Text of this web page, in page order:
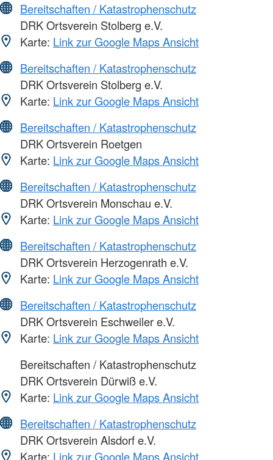
Bereitschaften / Katastrophenschutz
DRK Ortsverein Stolberg e.V.
Karte: Link zur Google Maps Ansicht
Bereitschaften / Katastrophenschutz
DRK Ortsverein Stolberg e.V.
Karte: Link zur Google Maps Ansicht
Bereitschaften / Katastrophenschutz
DRK Ortsverein Roetgen
Karte: Link zur Google Maps Ansicht
Bereitschaften / Katastrophenschutz
DRK Ortsverein Monschau e.V.
Karte: Link zur Google Maps Ansicht
Bereitschaften / Katastrophenschutz
DRK Ortsverein Herzogenrath e.V.
Karte: Link zur Google Maps Ansicht
Bereitschaften / Katastrophenschutz
DRK Ortsverein Eschweiler e.V.
Karte: Link zur Google Maps Ansicht
Bereitschaften / Katastrophenschutz
DRK Ortsverein Dürwiß e.V.
Karte: Link zur Google Maps Ansicht
Bereitschaften / Katastrophenschutz
DRK Ortsverein Alsdorf e.V.
Karte: Link zur Google Maps Ansicht